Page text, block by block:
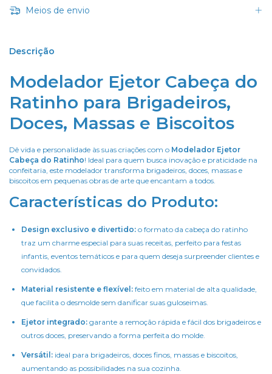
Meios de envio
Descrição
Modelador Ejetor Cabeça do
Ratinho para Brigadeiros,
Doces, Massas e Biscoitos
Dê vida e personalidade às suas criações com o Modelador Ejetor
Cabeça do Ratinho! Ideal para quem busca inovação e praticidade na
confeitaria, este modelador transforma brigadeiros, doces, massas e
biscoitos em pequenas obras de arte que encantam a todos.
Características do Produto:
Design exclusivo e divertido: o formato da cabeça do ratinho
traz um charme especial para suas receitas, perfeito para festas
infantis, eventos temáticos e para quem deseja surpreender clientes e
convidados.
Material resistente e flexível: feito em material de alta qualidade,
que facilita o desmolde sem danificar suas guloseimas.
Ejetor integrado: garante a remoção rápida e fácil dos brigadeiros e
outros doces, preservando a forma perfeita do molde.
Versátil: ideal para brigadeiros, doces finos, massas e biscoitos,
aumentando as possibilidades na sua cozinha.